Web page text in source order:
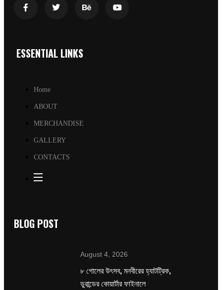
ESSENTIAL LINKS
Home
ABOUT
MERCHANDISE
GALLERY
CONTACTS
BLOG POST
August 4, 2026
৮ গোলের উৎসব, মনবীরের হ্যাটট্রিক,
ডুরান্ডের কোয়ার্টার ফাইনালে